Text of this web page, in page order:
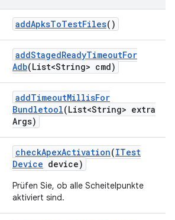
addApksToTestFiles()
addStagedReadyTimeoutFor
Adb(List<String> cmd)
addTimeoutMillisFor
Bundletool(List<String> extra
Args)
checkApexActivation(ITest
Device device)
Prüfen Sie, ob alle Scheitelpunkte
aktiviert sind.